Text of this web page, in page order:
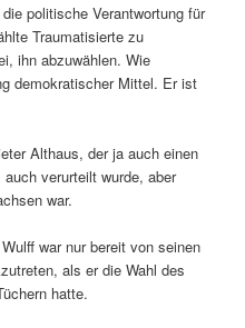
politische Verantwortung für
Traumatisierte zu
ihn abzuwählen. Wie
demokratischer Mittel. Er ist
Althaus, der ja auch einen
verurteilt wurde, aber
war.
war nur bereit von seinen
als er die Wahl des
hatte.